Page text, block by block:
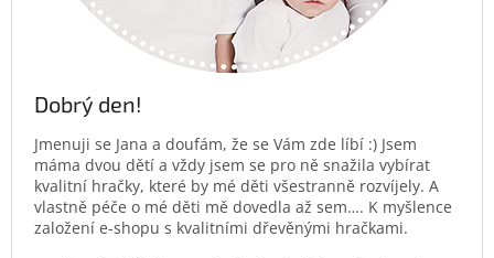
Dobrý den!
Jmenuji se Jana a doufám, že se Vám zde líbí :) Jsem
máma dvou dětí a vždy jsem se pro ně snažila vybírat
kvalitní hračky, které by mé děti všestranně rozvíjely. A
vlastně péče o mé děti mě dovedla až sem…. K myšlence
založení e-shopu s kvalitními dřevěnými hračkami.